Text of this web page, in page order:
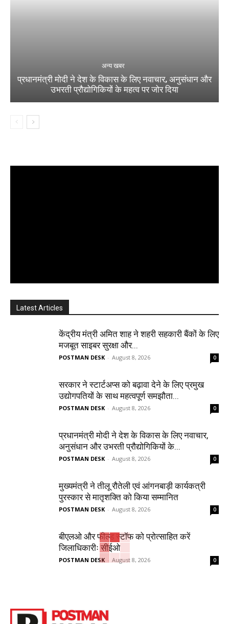
अन्य खबर
प्रधानमंत्री मोदी ने देश के विकास के लिए नवाचार, अनुसंधान और
उभरती प्रौद्योगिकियों के महत्व पर जोर दिया
Latest Articles
केंद्रीय मंत्री अमित शाह ने शहरी सहकारी बैंकों के लिए
मजबूत साइबर सुरक्षा और...
POSTMAN DESK - August 8, 2026 0
सरकार ने स्टार्टअप्‍स को बढ़ावा देने के लिए प्रमुख
उद्योगपतियों के साथ महत्‍वपूर्ण समझौता...
POSTMAN DESK - August 8, 2026 0
प्रधानमंत्री मोदी ने देश के विकास के लिए नवाचार,
अनुसंधान और उभरती प्रौद्योगिकियों के...
POSTMAN DESK - August 8, 2026 0
मुख्यमंत्री ने तीलू रौतेली एवं आंगनबाड़ी कार्यकत्री
पुरस्कार से मातृशक्ति को किया सम्मानित
POSTMAN DESK - August 8, 2026 0
बीएलओ और फील्ड स्टॉफ को प्रोत्साहित करें
जिलाधिकारीः सीईओ
POSTMAN DESK - August 8, 2026 0